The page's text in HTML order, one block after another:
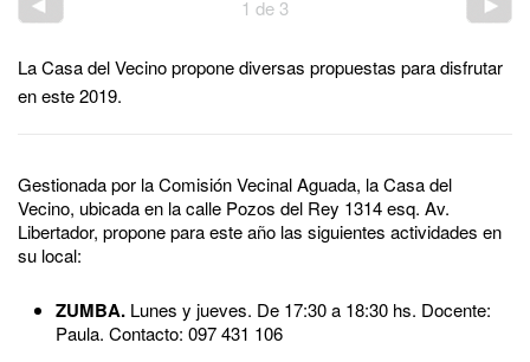
1 de 3
La Casa del Vecino propone diversas propuestas para disfrutar
en este 2019.
Gestionada por la Comisión Vecinal Aguada, la Casa del
Vecino, ubicada en la calle Pozos del Rey 1314 esq. Av.
Libertador, propone para este año las siguientes actividades en
su local:
ZUMBA.​ Lunes y jueves. De 17:30 a 18:30 hs. Docente:
Paula. Contacto: 097 431 106